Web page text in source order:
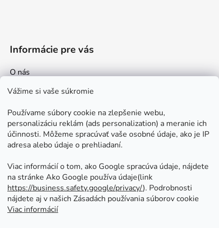
Vážime si vaše súkromie
Používame súbory cookie na zlepšenie webu,
personalizáciu reklám (ads personalization) a meranie ich
účinnosti. Môžeme spracúvať vaše osobné údaje, ako je IP
adresa alebo údaje o prehliadaní.
Viac informácií o tom, ako Google spracúva údaje, nájdete
na stránke Ako Google používa údaje(link
https://business.safety.google/privacy/⁩). Podrobnosti
nájdete aj v našich Zásadách používania súborov cookie
Viac informácií
Informácie pre vás
O nás
Kontakt
Ako nakupovať
Obchodné podmienky
Ochrana osobných údajov
Odstúpenie od zmluvy
Prijímame online platby